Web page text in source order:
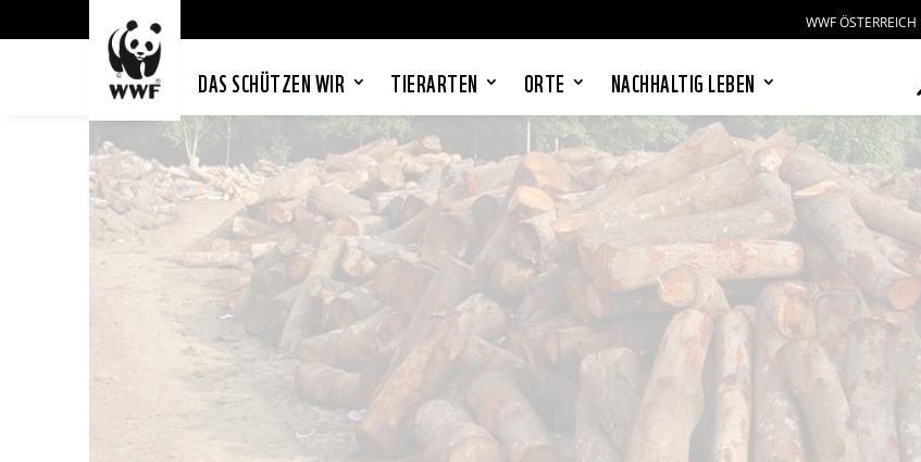
WWF ÖSTERREICH
DAS SCHÜTZEN WIR TIERARTEN ORTE NACHHALTIG LEBEN
PANDAS LIEBEN COOKIES, WIR
AUCH!
Cookies helfen unser Angebot
nutzerfreundlich zu gestalten & erlauben
uns eine Analyse der Zugriffe auf die
Website. Infos dazu findest du in unserer
Datenschutzerklärung. Unter
Einstellungen
kannst du verwalten,
welche Art von Cookies gesetzt werden.
Deine Auswahl kannst du über den
entsprechenden Link im Footer der
Website jederzeit widerrufen.